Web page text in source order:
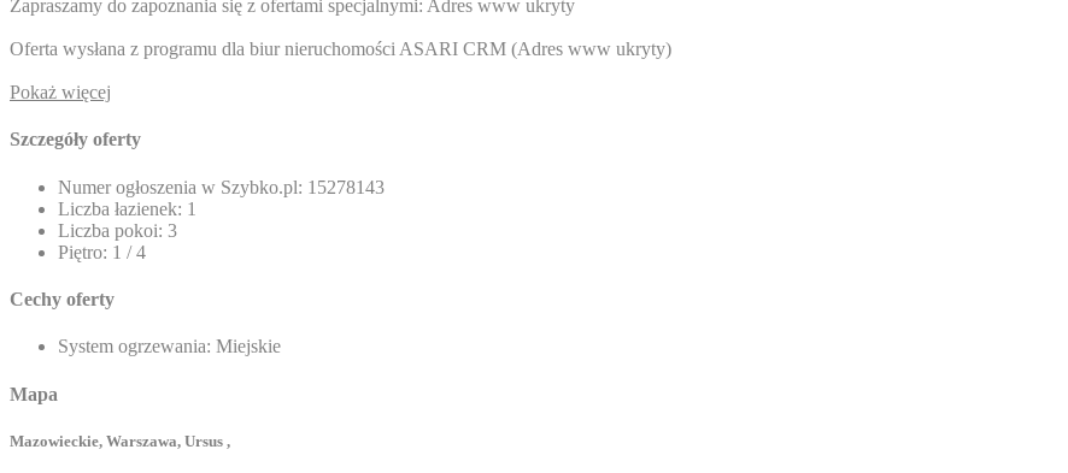
Zapraszamy do zapoznania się z ofertami specjalnymi: Adres www ukryty
Oferta wysłana z programu dla biur nieruchomości ASARI CRM (Adres www ukryty)
Pokaż więcej
Szczegóły oferty
Numer ogłoszenia w Szybko.pl: 15278143
Liczba łazienek: 1
Liczba pokoi: 3
Piętro: 1 / 4
Cechy oferty
System ogrzewania: Miejskie
Mapa
Mazowieckie, Warszawa, Ursus ,